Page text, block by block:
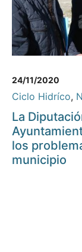
24/11/2020
Ciclo Hidríco,
La
los
municipio